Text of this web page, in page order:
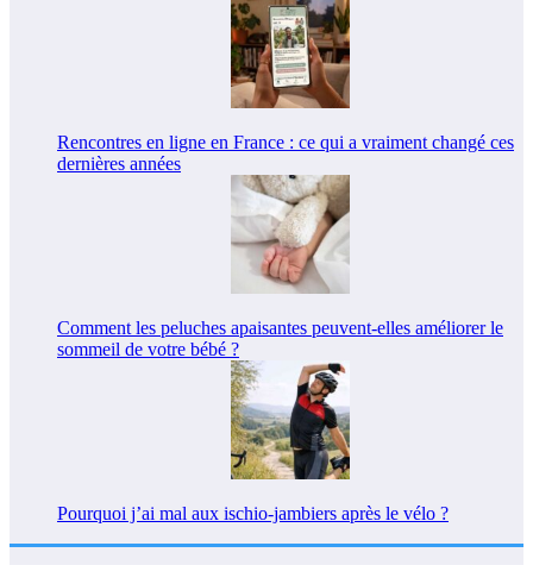
Rencontres en ligne en France : ce qui a vraiment changé ces
dernières années
Comment les peluches apaisantes peuvent-elles améliorer le
sommeil de votre bébé ?
Pourquoi j’ai mal aux ischio-jambiers après le vélo ?